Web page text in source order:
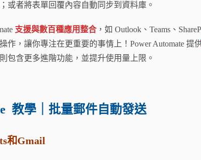
或者將表單回覆內容自動同步到資料庫。
支援與數百種應用整合 ，如 Outlook、Teams、
作，讓你專注在更重要的事情上！Power Automate 提
包含更多進階功能，並提升使用量上限。
教學｜批量郵件自動發送
和Gmail